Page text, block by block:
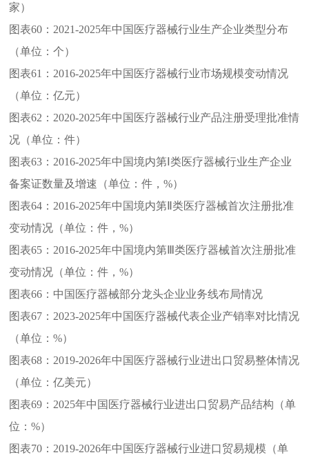
家）
图表60： 2021-2025年中国医疗器械行业生产企业类型分布
（单位：个）
图表61： 2016-2025年中国医疗器械行业市场规模变动情况
（单位：亿元）
图表62： 2020-2025年中国医疗器械行业产品注册受理批准情
况（单位：件）
图表63： 2016-2025年中国境内第Ⅰ类医疗器械行业生产企业
备案证数量及增速（单位：件，%）
图表64： 2016-2025年中国境内第Ⅱ类医疗器械首次注册批准
变动情况（单位：件，%）
图表65： 2016-2025年中国境内第Ⅲ类医疗器械首次注册批准
变动情况（单位：件，%）
图表66： 中国医疗器械部分龙头企业业务线布局情况
图表67： 2023-2025年中国医疗器械代表企业产销率对比情况
（单位：%）
图表68： 2019-2026年中国医疗器械行业进出口贸易整体情况
（单位：亿美元）
图表69： 2025年中国医疗器械行业进出口贸易产品结构（单
位：%）
图表70： 2019-2026年中国医疗器械行业进口贸易规模（单